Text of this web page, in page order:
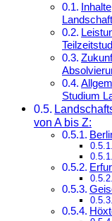
Studium
von A bis Z: